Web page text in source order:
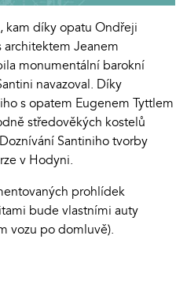
kam díky opatu Ondřeji
architektem Jeanem
monumentální barokní
navazoval. Díky
s opatem Eugenem Tyttlem
středověkých kostelů
Santiniho tvorby
v Hodyni.
prohlídek
bude vlastními auty
vozu po domluvě).